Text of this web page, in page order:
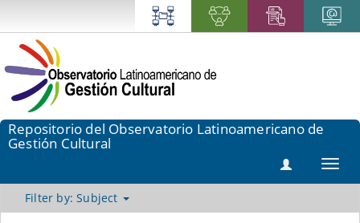
Repositorio del Observatorio Latinoamericano de
Gestión Cultural
Filter by: Subject